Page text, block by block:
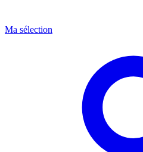
Ma sélection